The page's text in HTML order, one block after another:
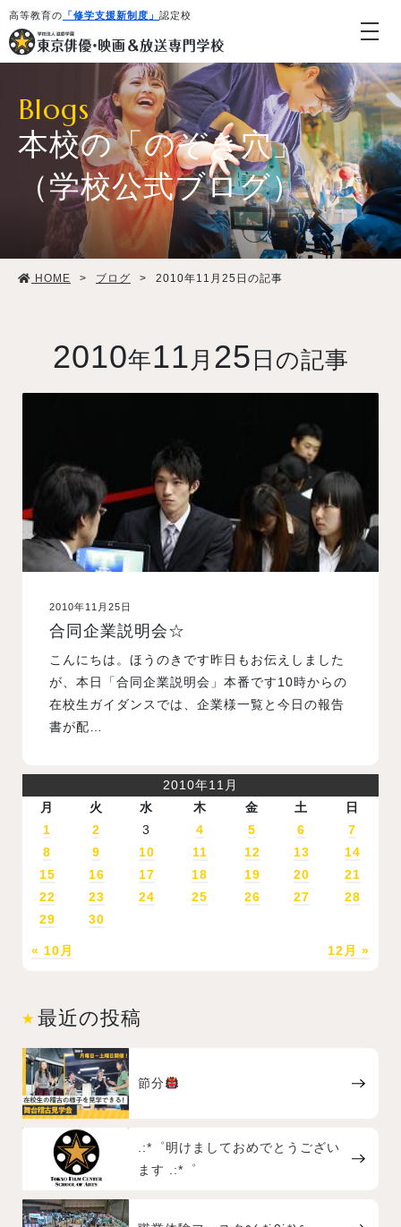
高等教育の 「修学支援新制度」 認定校
学校紹介・教育システム
学生生活
就職・デビュー
学校情報
オープンキャンパス
訪問者別メニュー
Blogs
本校の「のぞき穴」
（学校公式ブログ）
HOME > ブログ > 2010年11月25日の記事
2010年11 月 25 日の記事
2010年11月25日
合同企業説明会☆
こんにちは。ほうのきです昨日もお伝えしました
が、本日「合同企業説明会」本番です10時からの
在校生ガイダンスでは、企業様一覧と今日の報告
書が配…
2010年11月
月
火 水 木 金 土 日
« 10月 12月 »
1 2 3 4 5 6
7
8
9 10 11 12 13
14
15
16 17 18 19 20
21
22
23 24 25 26 27
28
29
30
最近の投稿
節分
.:*゜明けましておめでとうござい
ます .:*゜